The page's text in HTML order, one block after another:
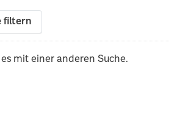
filtern
mit einer anderen Suche.